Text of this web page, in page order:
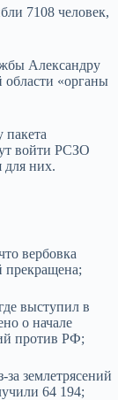
7108 человек,
Александру
области «органы
войти РСЗО
для них.
вербовка
прекращена;
выступил в
о начале
против РФ;
землетрясений
64 194;